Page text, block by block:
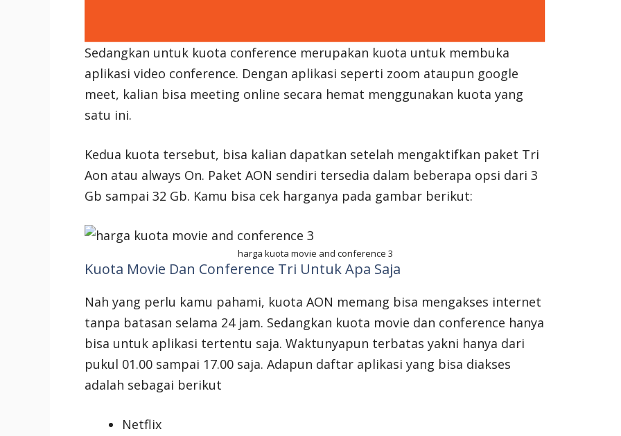
Sedangkan untuk kuota conference merupakan kuota untuk membuka
aplikasi video conference. Dengan aplikasi seperti zoom ataupun google
meet, kalian bisa meeting online secara hemat menggunakan kuota yang
satu ini.
Kedua kuota tersebut, bisa kalian dapatkan setelah mengaktifkan paket Tri
Aon atau always On. Paket AON sendiri tersedia dalam beberapa opsi dari 3
Gb sampai 32 Gb. Kamu bisa cek harganya pada gambar berikut:
harga kuota movie and conference 3
Kuota Movie Dan Conference Tri Untuk Apa Saja
Nah yang perlu kamu pahami, kuota AON memang bisa mengakses internet
tanpa batasan selama 24 jam. Sedangkan kuota movie dan conference hanya
bisa untuk aplikasi tertentu saja. Waktunyapun terbatas yakni hanya dari
pukul 01.00 sampai 17.00 saja. Adapun daftar aplikasi yang bisa diakses
adalah sebagai berikut
Netflix